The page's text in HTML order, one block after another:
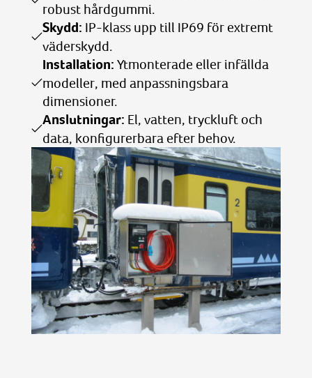
robust hårdgummi.
Skydd: IP-klass upp till IP69 för extremt
väderskydd.
Installation: Ytmonterade eller infällda
modeller, med anpassningsbara
dimensioner.
Anslutningar: El, vatten, tryckluft och
data, konfigurerbara efter behov.